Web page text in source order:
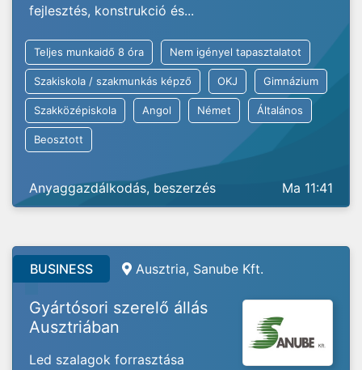
fejlesztés, konstrukció és...
Teljes munkaidő 8 óra Nem igényel tapasztalatot
Szakiskola / szakmunkás képző OKJ Gimnázium
Szakközépiskola Angol Német Általános
Beosztott
Anyaggazdálkodás, beszerzés Ma 11:41
BUSINESS Ausztria, Sanube Kft.
Gyártósori szerelő állás
Ausztriában
Led szalagok forrasztása